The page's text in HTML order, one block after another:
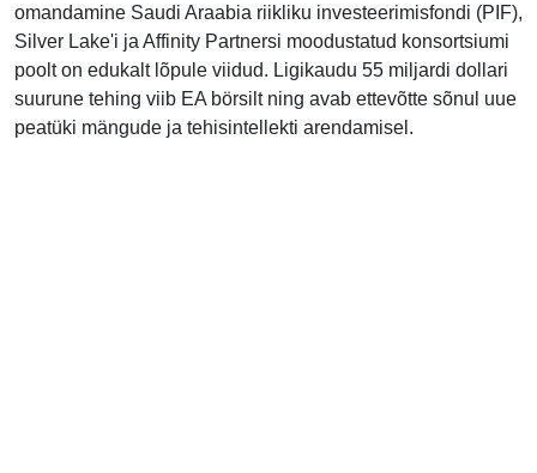
omandamine Saudi Araabia riikliku investeerimisfondi (PIF),
Silver Lake'i ja Affinity Partnersi moodustatud konsortsiumi
poolt on edukalt lõpule viidud. Ligikaudu 55 miljardi dollari
suurune tehing viib EA börsilt ning avab ettevõtte sõnul uue
peatüki mängude ja tehisintellekti arendamisel.